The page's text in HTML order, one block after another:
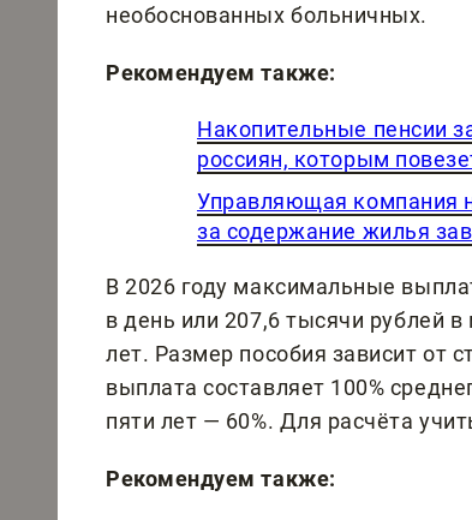
необоснованных больничных.
Рекомендуем также:
Накопительные пенсии
россиян, которым
Управляющая компания
за содержание жилья
В 2026 году максимальные
в день или 207,6 тысячи рублей
лет. Размер пособия зависит от
выплата составляет 100%
пяти лет — 60%. Для расчёта
Рекомендуем также: